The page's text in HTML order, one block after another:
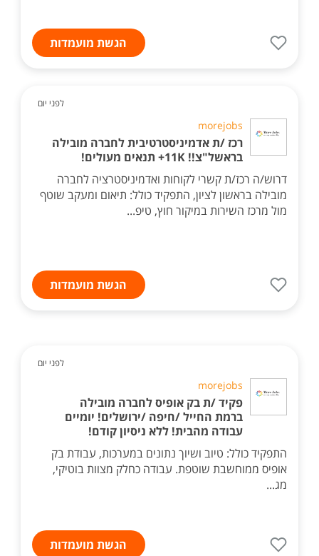
הגשת מועמדות
לפני יום
morejobs
רכז /ת אדמיניסטרטיבית לחברה מובילה
בראשל"צ!! 11K+ תנאים מעולים!
דרוש/ה רכז/ת קשרי לקוחות ואדמיניסטרציה לחברה
מובילה בראשון לציון, התפקיד כולל: תיאום ומעקב שוטף
מול מרכז השירות במיקור חוץ, טיפ...
הגשת מועמדות
לפני יום
morejobs
פקיד /ת בק אופיס לחברה מובילה
ברמת החייל /חיפה /ירושלים! יומיים
עבודה מהבית! ללא ניסיון קודם!
התפקיד כולל: טיוב ושיוך נתונים במערכות, עבודת בק
אופיס ממוחשבת שוטפת. עבודה כחלק מצוות בוטיקי,
מג...
הגשת מועמדות